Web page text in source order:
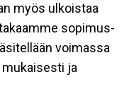
myös ulkoistaa
sopimus-
voimassa
ja